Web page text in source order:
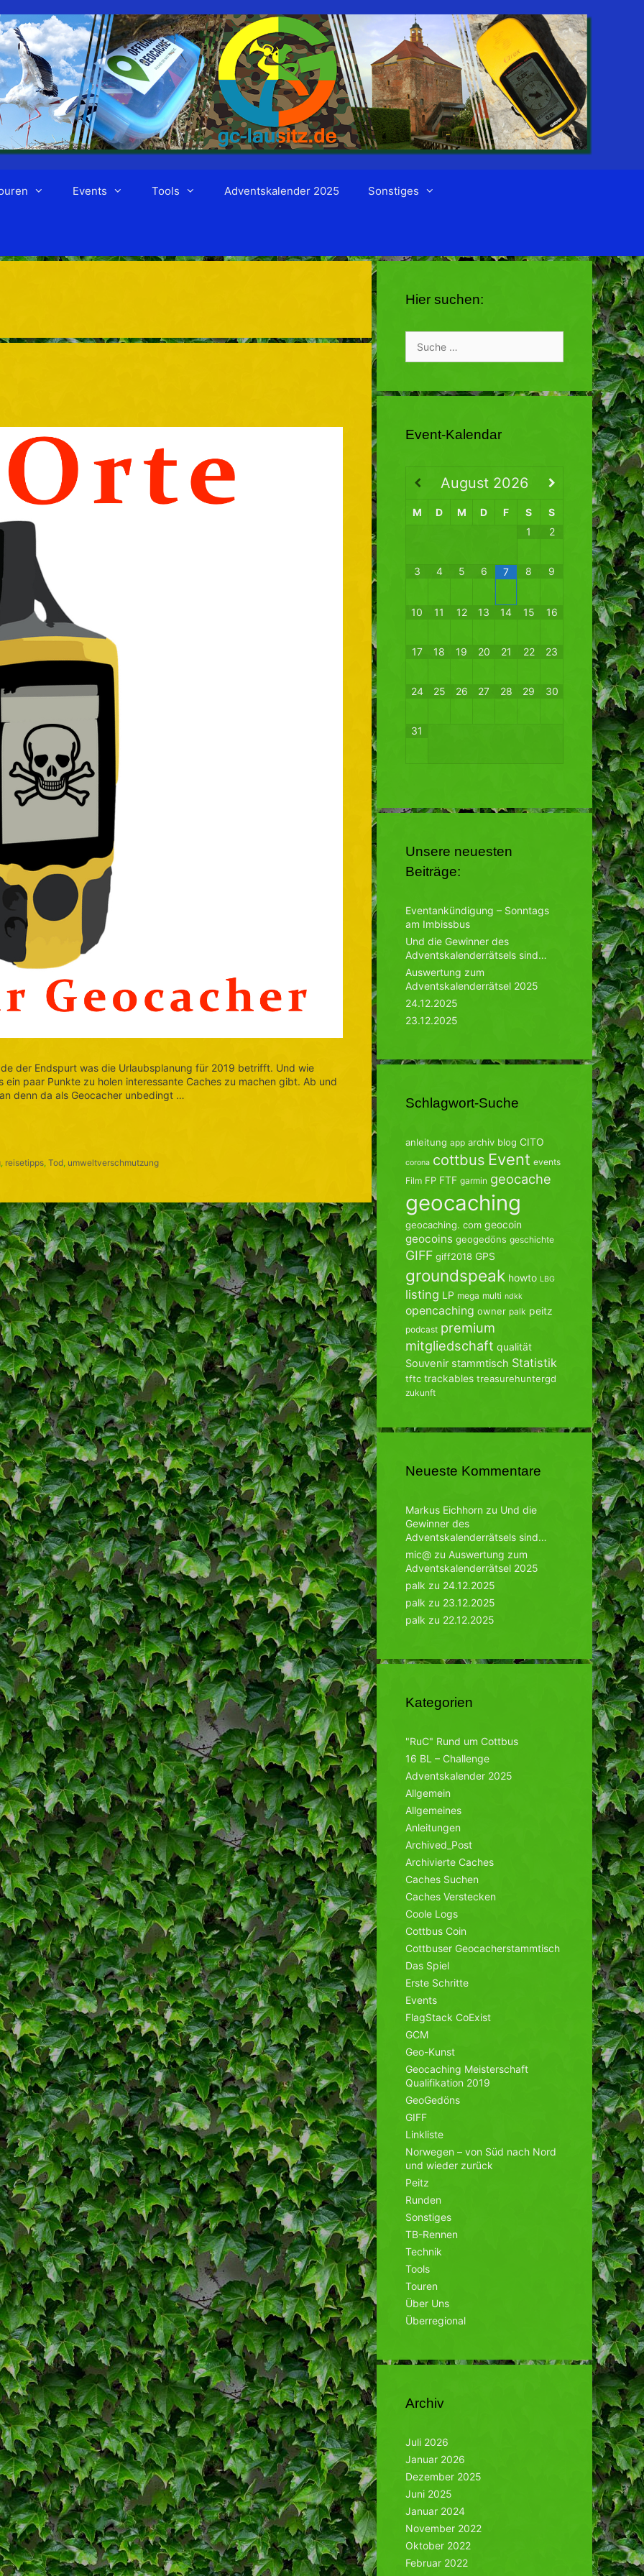
Events Tools Adventskalender 2025 Sonstiges
der Endspurt was die Urlaubsplanung für 2019 betrifft. Und wie
paar Punkte zu holen interessante Caches zu machen gibt. Ab und
denn da als Geocacher unbedingt …
, reisetipps,Tod, umweltverschmutzung
Hier suchen:
nach:
Event-Kalendar
August 2026
M D M D F S
S
1
2
3 4 5 6 7 8 9
10 11 12 13 14 15 16
17 18 19 20 21 22 23
24 25 26 27 28 29 30
31
Unsere neuesten
Beiträge:
Eventankündigung – Sonntags
am Imbissbus
Und die Gewinner des
Adventskalenderrätsels sind…
Auswertung zum
Adventskalenderrätsel 2025
24.12.2025
23.12.2025
Schlagwort-Suche
anleitung app archiv blog CITO
corona cottbus Event events
Film FP FTF garmin geocache
geocaching
geocaching. com geocoin
geocoins geogedöns geschichte
GIFF giff2018 GPS
groundspeak howto LBG
listing LP mega multi ndkk
opencaching owner palk peitz
podcast premium
mitgliedschaft qualität
Souvenir stammtisch Statistik
tftc trackables treasurehuntergd
zukunft
Neueste Kommentare
Markus Eichhorn zu Und die
Gewinner des
Adventskalenderrätsels sind…
mic@ zu Auswertung zum
Adventskalenderrätsel 2025
palk zu 24.12.2025
palk zu 23.12.2025
palk zu 22.12.2025
Kategorien
"RuC" Rund um Cottbus
16 BL – Challenge
Adventskalender 2025
Allgemein
Allgemeines
Anleitungen
Archived_Post
Archivierte Caches
Caches Suchen
Caches Verstecken
Coole Logs
Cottbus Coin
Cottbuser Geocacherstammtisch
Das Spiel
Erste Schritte
Events
FlagStack CoExist
GCM
Geo-Kunst
Geocaching Meisterschaft
Qualifikation 2019
GeoGedöns
GIFF
Linkliste
Norwegen – von Süd nach Nord
und wieder zurück
Peitz
Runden
Sonstiges
TB-Rennen
Technik
Tools
Touren
Über Uns
Überregional
Archiv
Juli 2026
Januar 2026
Dezember 2025
Juni 2025
Januar 2024
November 2022
Oktober 2022
Februar 2022